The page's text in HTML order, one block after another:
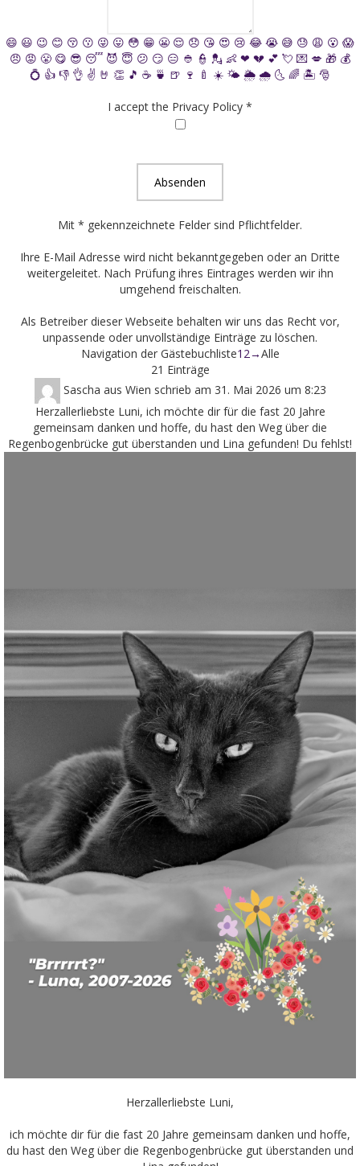
😄 😃 😉 😊 😚 😗 😜 😛 😳 😁 😬 😌 😞 😘 😍 😢 😂 😭 😅 😓 😩 😮 😱
😠 😡 😤 😋 😎 😴 😈 😇 😕 😏 😑 👲 👮 💂 👶 ❤ 💔 💕 💘 💌 💋 🎁 💰
💍 👍 👎 👌 ✌️ 🤘 👏 🎵 ☕️ 🍵 🍺 🍷 🍼 ☀️ 🌤 🌦 🌧 🌜 🌈 🏝 🎅
I accept the Privacy Policy *
Mit * gekennzeichnete Felder sind Pflichtfelder.
Ihre E-Mail Adresse wird nicht bekanntgegeben oder an Dritte
weitergeleitet. Nach Prüfung ihres Eintrages werden wir ihn
umgehend freischalten.
Als Betreiber dieser Webseite behalten wir uns das Recht vor,
unpassende oder unvollständige Einträge zu löschen.
Navigation der Gästebuchliste1 2→Alle
21 Einträge
Sascha aus Wien schrieb am 31. Mai 2026 um 8:23
Herzallerliebste Luni, ich möchte dir für die fast 20 Jahre
gemeinsam danken und hoffe, du hast den Weg über die
Regenbogenbrücke gut überstanden und Lina gefunden! Du fehlst!
Herzallerliebste Luni,
ich möchte dir für die fast 20 Jahre gemeinsam danken und hoffe,
du hast den Weg über die Regenbogenbrücke gut überstanden und